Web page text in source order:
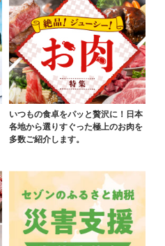
いつもの食卓をパッと贅沢に！日本
各地から選りすぐった極上のお肉を
多数ご紹介します。